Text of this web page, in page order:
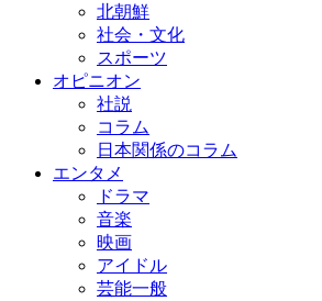
北朝鮮
社会・文化
スポーツ
オピニオン
社説
コラム
日本関係のコラム
エンタメ
ドラマ
音楽
映画
アイドル
芸能一般